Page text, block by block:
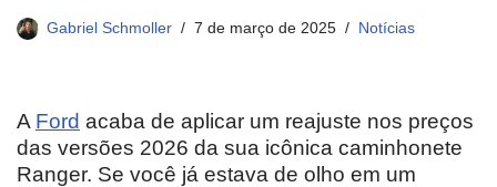
Gabriel Schmoller 7 de março de 2025 Notícias
A Ford acaba de aplicar um reajuste nos preços
das versões 2026 da sua icônica caminhonete
Ranger. Se você já estava de olho em um